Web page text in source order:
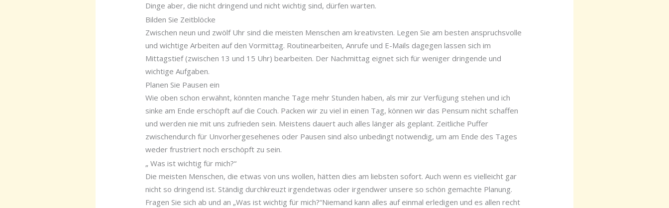
Dinge aber, die nicht dringend und nicht wichtig sind, dürfen warten.
Bilden Sie Zeitblöcke
Zwischen neun und zwölf Uhr sind die meisten Menschen am kreativsten. Legen Sie am besten anspruchsvolle
und wichtige Arbeiten auf den Vormittag. Routinearbeiten, Anrufe und E-Mails dagegen lassen sich im
Mittagstief (zwischen 13 und 15 Uhr) bearbeiten. Der Nachmittag eignet sich für weniger dringende und
wichtige Aufgaben.
Planen Sie Pausen ein
Wie oben schon erwähnt, könnten manche Tage mehr Stunden haben, als mir zur Verfügung stehen und ich
sinke am Ende erschöpft auf die Couch. Packen wir zu viel in einen Tag, können wir das Pensum nicht schaffen
und werden nie mit uns zufrieden sein. Meistens dauert auch alles länger als geplant. Zeitliche Puffer
zwischendurch für Unvorhergesehenes oder Pausen sind also unbedingt notwendig, um am Ende des Tages
weder frustriert noch erschöpft zu sein.
„ Was ist wichtig für mich?“
Die meisten Menschen, die etwas von uns wollen, hätten dies am liebsten sofort. Auch wenn es vielleicht gar
nicht so dringend ist. Ständig durchkreuzt irgendetwas oder irgendwer unsere so schön gemachte Planung.
Fragen Sie sich ab und an „Was ist wichtig für mich?“Niemand kann alles auf einmal erledigen und es allen recht